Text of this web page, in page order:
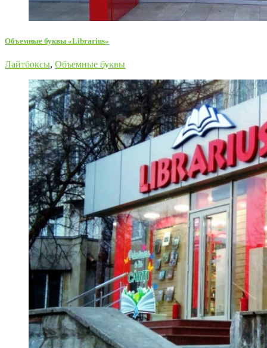
Объемные буквы «Librarius»
Лайтбоксы, Объемные буквы